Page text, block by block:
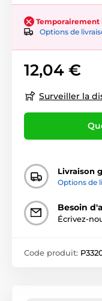
Options de
12,04 €
Surveiller la
Livraison
Options de
Besoin
Écrivez-
Code produit: